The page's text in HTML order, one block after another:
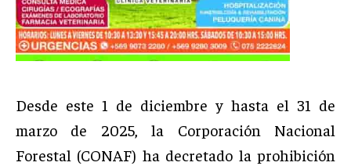
Desde este 1 de diciembre y hasta el 31 de
marzo de 2025, la Corporación Nacional
Forestal (CONAF) ha decretado la prohibición